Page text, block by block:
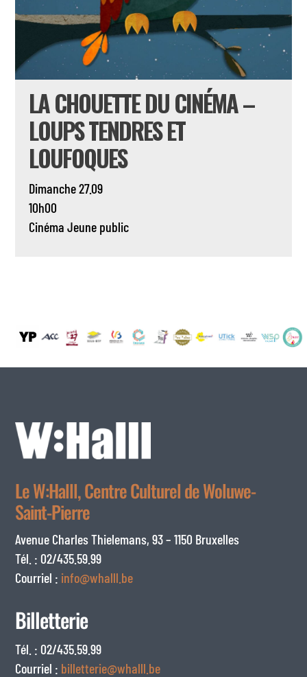
LA CHOUETTE DU CINÉMA –
LOUPS TENDRES ET
LOUFOQUES
Dimanche 27.09
10h00
Cinéma Jeune public
Le W:Halll, Centre Culturel de Woluwe-
Saint-Pierre
Avenue Charles Thielemans, 93 – 1150 Bruxelles
Tél. : 02/435.59.99
Courriel : info@whalll.be
Billetterie
Tél. : 02/435.59.99
Courriel : billetterie@whalll.be